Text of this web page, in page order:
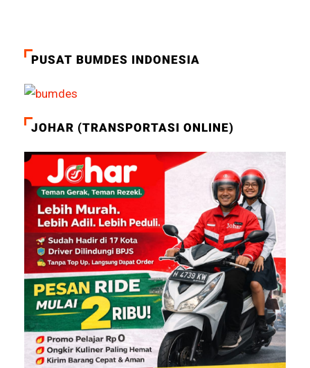
PUSAT BUMDES INDONESIA
JOHAR (TRANSPORTASI ONLINE)